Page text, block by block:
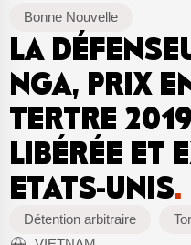
Bonne Nouvelle
LA
NGA, PRIX
TERTRE
LIBÉRÉE ET
ETATS-UNIS.
Détention arbitraire